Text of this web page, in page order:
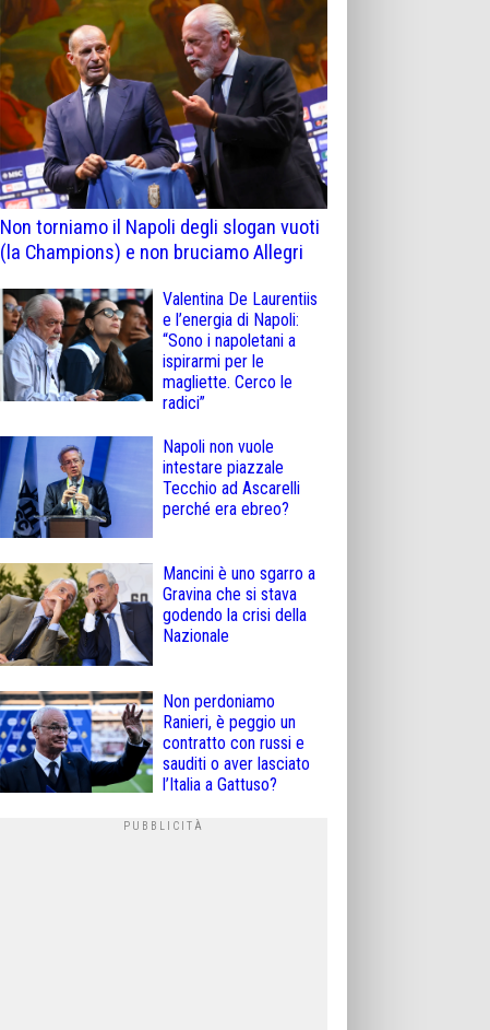
Non torniamo il Napoli degli slogan vuoti
(la Champions) e non bruciamo Allegri
Valentina De Laurentiis
e l’energia di Napoli:
“Sono i napoletani a
ispirarmi per le
magliette. Cerco le
radici”
Napoli non vuole
intestare piazzale
Tecchio ad Ascarelli
perché era ebreo?
Mancini è uno sgarro a
Gravina che si stava
godendo la crisi della
Nazionale
Non perdoniamo
Ranieri, è peggio un
contratto con russi e
sauditi o aver lasciato
l’Italia a Gattuso?